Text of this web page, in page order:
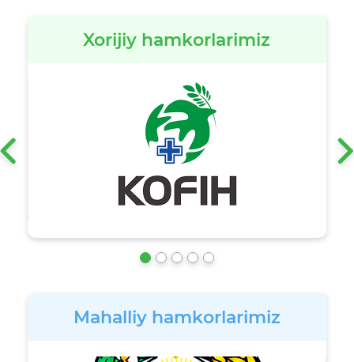
Xorijiy hamkorlarimiz
‹ ›
Mahalliy hamkorlarimiz